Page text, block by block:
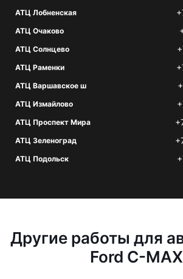
АТЦ Лобненская
АТЦ Очаково
АТЦ Солнцево
АТЦ Раменки
АТЦ Варшавское ш
АТЦ Измайлово
АТЦ Проспект Мира
АТЦ Зеленоград
АТЦ Подольск
Другие работы для
Ford C-MAX